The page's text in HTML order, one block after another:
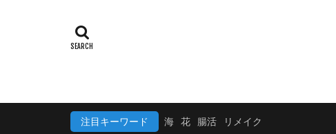
注目キーワード 海 花 腸活 リメイク